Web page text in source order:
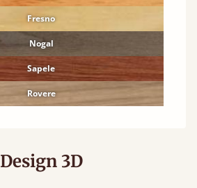
Fresno
Nogal
Sapele
Rovere
Design 3D